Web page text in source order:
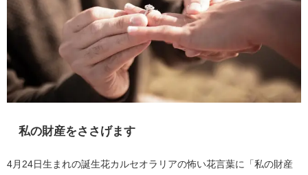
私の財産をささげます
4月24日生まれの誕生花カルセオラリアの怖い花言葉に「私の財産